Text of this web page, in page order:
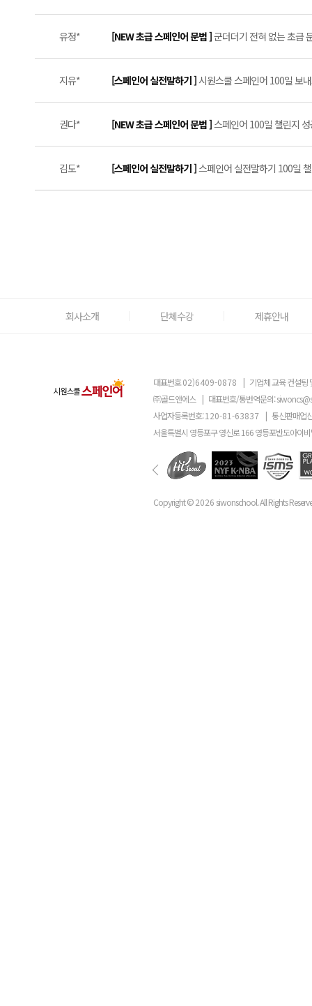
유정* [NEW 초급 스페인어 문법 ]군더더기 전혀 없는 초급
지유* [스페인어 실전말하기 ]시원스쿨 스페인어 100일 보
권다* [NEW 초급 스페인어 문법 ]스페인어 100일 챌린지
김도* [스페인어 실전말하기 ]스페인어 실전말하기 100일
회사소개 단체수강 제휴안내
대표번호02)6409-0878 | 기업체 교육 컨설팅
㈜골드앤에스 | 대표번호/통번역문의:
사업자등록번호:120-81-63837 | 통신판매업
서울특별시 영등포구 영신로 166 영등포반도아이
Copyright ©2026 siwonschool. All Rights